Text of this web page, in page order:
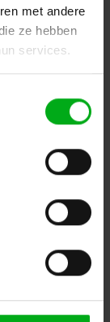
met andere
ze hebben
services.
22° |
Kleurtemperatuur: 3000K, Aansturing: CASAMBI (BLE), Bevestiging: Hook mounting, Kleur: Zwart
92 9